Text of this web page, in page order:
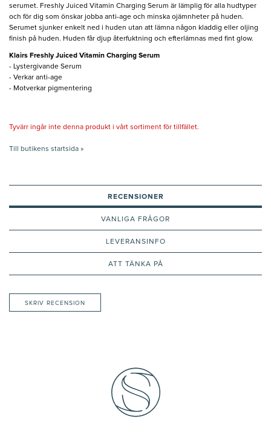
serumet. Freshly Juiced Vitamin Charging Serum är lämplig för alla hudtyper
och för dig som önskar jobba anti-age och minska ojämnheter på huden.
Serumet sjunker enkelt ned i huden utan att lämna någon kladdig eller oljing
finish på huden. Huden får djup återfuktning och efterlämnas med fint glow.
Klairs Freshly Juiced Vitamin Charging Serum
- Lystergivande Serum
- Verkar anti-age
- Motverkar pigmentering
Tyvärr ingår inte denna produkt i vårt sortiment för tillfället.
Till butikens startsida »
RECENSIONER
VANLIGA FRÅGOR
LEVERANSINFO
ATT TÄNKA PÅ
SKRIV RECENSION